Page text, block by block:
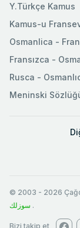
Y.Türkçe Kamus
Kamus-u
Osmanlica -
Fransızca -
Rusca -
Meninski
© 2003 - 2026
سوزلك .
Bizi takip et